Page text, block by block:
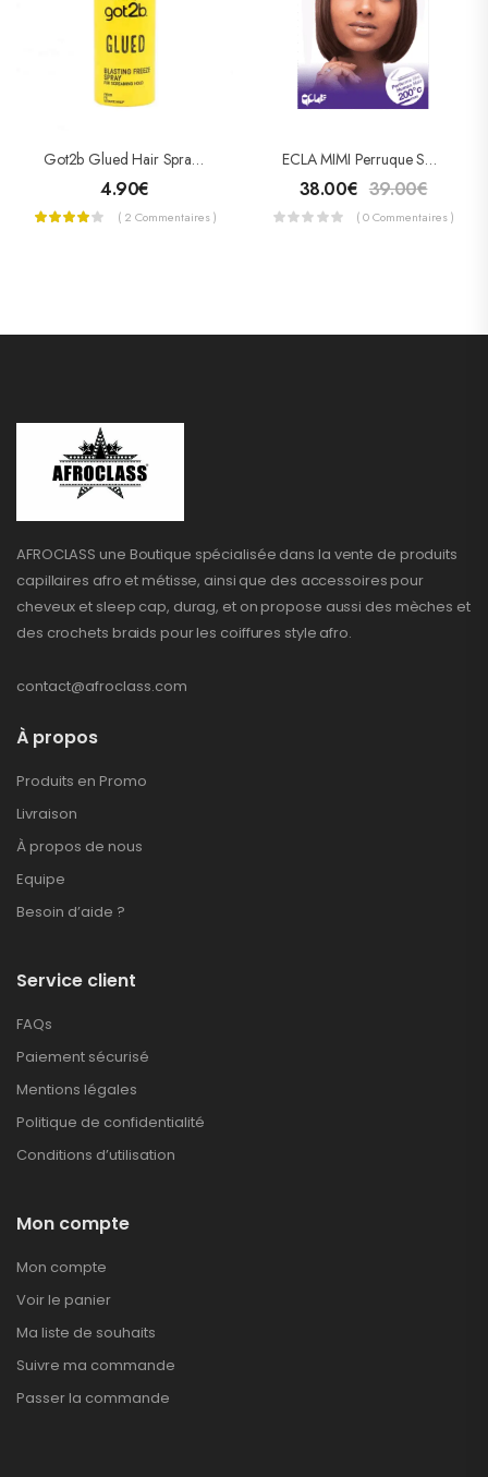
Got2b Glued Hair Spray (Spray Fixateur) 100 ML
4.90€
( 2 Commentaires )
ECLA MIMI Perruque Semi-Naturelle
38.00€ 39.00€
( 0 Commentaires )
AFROCLASS une Boutique spécialisée dans la vente de produits
capillaires afro et métisse, ainsi que des accessoires pour
cheveux et sleep cap, durag, et on propose aussi des mèches et
des crochets braids pour les coiffures style afro.
contact@afroclass.com
À propos
Produits en Promo
Livraison
À propos de nous
Equipe
Besoin d’aide ?
Service client
FAQs
Paiement sécurisé
Mentions légales
Politique de confidentialité
Conditions d’utilisation
Mon compte
Mon compte
Voir le panier
Ma liste de souhaits
Suivre ma commande
Passer la commande